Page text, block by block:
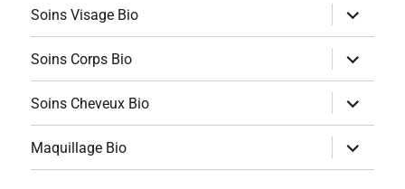
Soins Visage Bio
ouvrir
le
sous-
menu
Soins Corps Bio
ouvrir
le
sous-
menu
Soins Cheveux Bio
ouvrir
le
sous-
menu
Maquillage Bio
ouvrir
le
sous-